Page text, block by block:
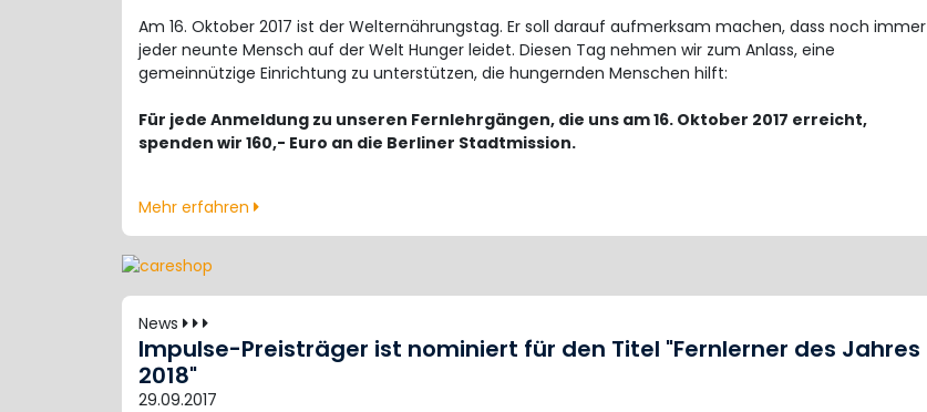
Am 16. Oktober 2017 ist der Welternährungstag. Er soll darauf aufmerksam machen, dass noch immer
jeder neunte Mensch auf der Welt Hunger leidet. Diesen Tag nehmen wir zum Anlass, eine
gemeinnützige Einrichtung zu unterstützen, die hungernden Menschen hilft:
Für jede Anmeldung zu unseren Fernlehrgängen, die uns am 16. Oktober 2017 erreicht,
spenden wir 160,- Euro an die Berliner Stadtmission.
Mehr erfahren
News
Impulse-Preisträger ist nominiert für den Titel "Fernlerner des Jahres
2018"
29.09.2017